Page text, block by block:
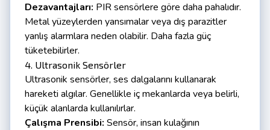
Dezavantajları: PIR sensörlere göre daha pahalıdır.
Metal yüzeylerden yansımalar veya dış parazitler
yanlış alarmlara neden olabilir. Daha fazla güç
tüketebilirler.
4. Ultrasonik Sensörler
Ultrasonik sensörler, ses dalgalarını kullanarak
hareketi algılar. Genellikle iç mekanlarda veya belirli,
küçük alanlarda kullanılırlar.
Çalışma Prensibi: Sensör, insan kulağının